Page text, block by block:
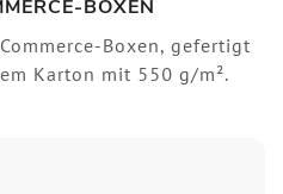
BOXEN
Boxen, gefertigt
Karton mit 550 g/m².